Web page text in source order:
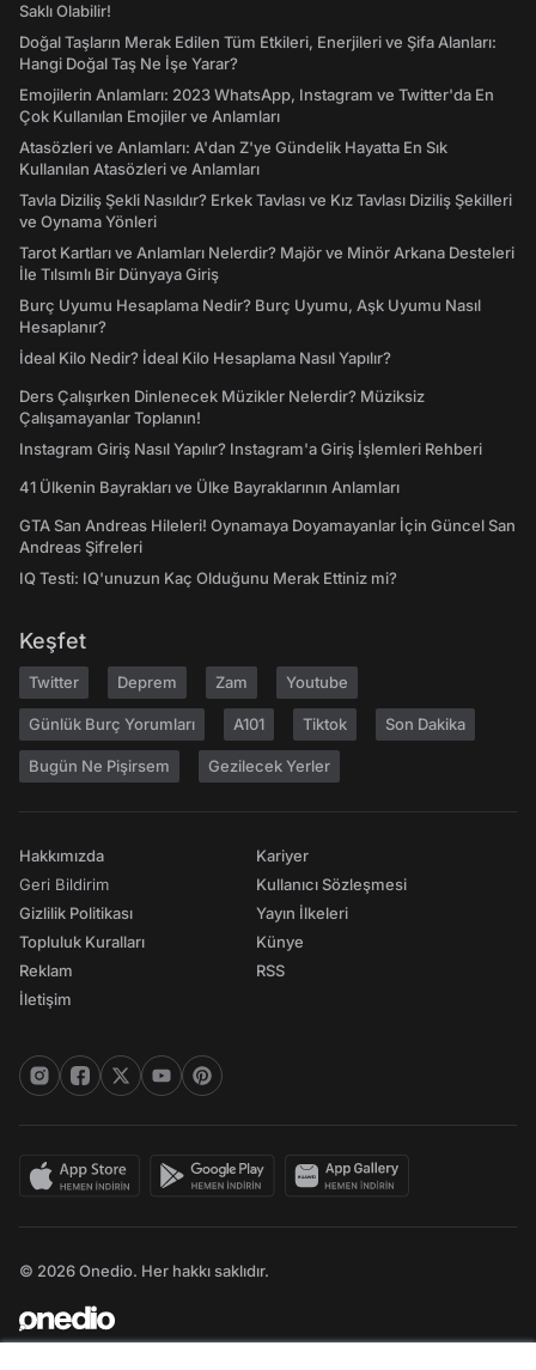
Saklı Olabilir!
Doğal Taşların Merak Edilen Tüm Etkileri, Enerjileri ve Şifa Alanları:
Hangi Doğal Taş Ne İşe Yarar?
Emojilerin Anlamları: 2023 WhatsApp, Instagram ve Twitter'da En
Çok Kullanılan Emojiler ve Anlamları
Atasözleri ve Anlamları: A'dan Z'ye Gündelik Hayatta En Sık
Kullanılan Atasözleri ve Anlamları
Tavla Diziliş Şekli Nasıldır? Erkek Tavlası ve Kız Tavlası Diziliş Şekilleri
ve Oynama Yönleri
Tarot Kartları ve Anlamları Nelerdir? Majör ve Minör Arkana Desteleri
İle Tılsımlı Bir Dünyaya Giriş
Burç Uyumu Hesaplama Nedir? Burç Uyumu, Aşk Uyumu Nasıl
Hesaplanır?
İdeal Kilo Nedir? İdeal Kilo Hesaplama Nasıl Yapılır?
Ders Çalışırken Dinlenecek Müzikler Nelerdir? Müziksiz
Çalışamayanlar Toplanın!
Instagram Giriş Nasıl Yapılır? Instagram'a Giriş İşlemleri Rehberi
41 Ülkenin Bayrakları ve Ülke Bayraklarının Anlamları
GTA San Andreas Hileleri! Oynamaya Doyamayanlar İçin Güncel San
Andreas Şifreleri
IQ Testi: IQ'unuzun Kaç Olduğunu Merak Ettiniz mi?
Keşfet
Twitter Deprem Zam Youtube
Günlük Burç Yorumları A101 Tiktok Son Dakika
Bugün Ne Pişirsem Gezilecek Yerler
Hakkımızda
Geri Bildirim
Gizlilik Politikası
Topluluk Kuralları
Reklam
İletişim
Kariyer
Kullanıcı Sözleşmesi
Yayın İlkeleri
Künye
RSS
© 2026 Onedio. Her hakkı saklıdır.